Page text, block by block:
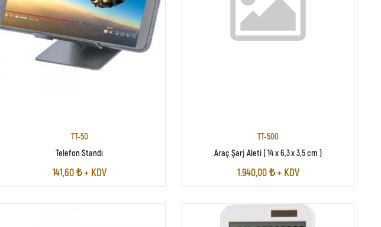
TT-50
Telefon Standı
141,60 ₺ + KDV
TT-500
Araç Şarj Aleti ( 14 x 6,3 x 3,5 cm )
1.940,00 ₺ + KDV